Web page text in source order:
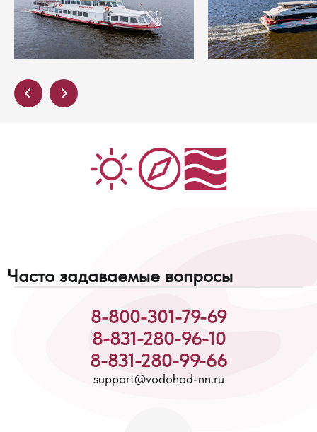
Часто задаваемые вопросы
8-800-301-79-69
8-831-280-96-10
8-831-280-99-66
support@vodohod-nn.ru